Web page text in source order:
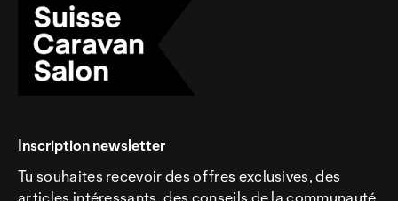
Inscription newsletter
Tu souhaites recevoir des offres exclusives, des
articles intéressants, des conseils de la communauté